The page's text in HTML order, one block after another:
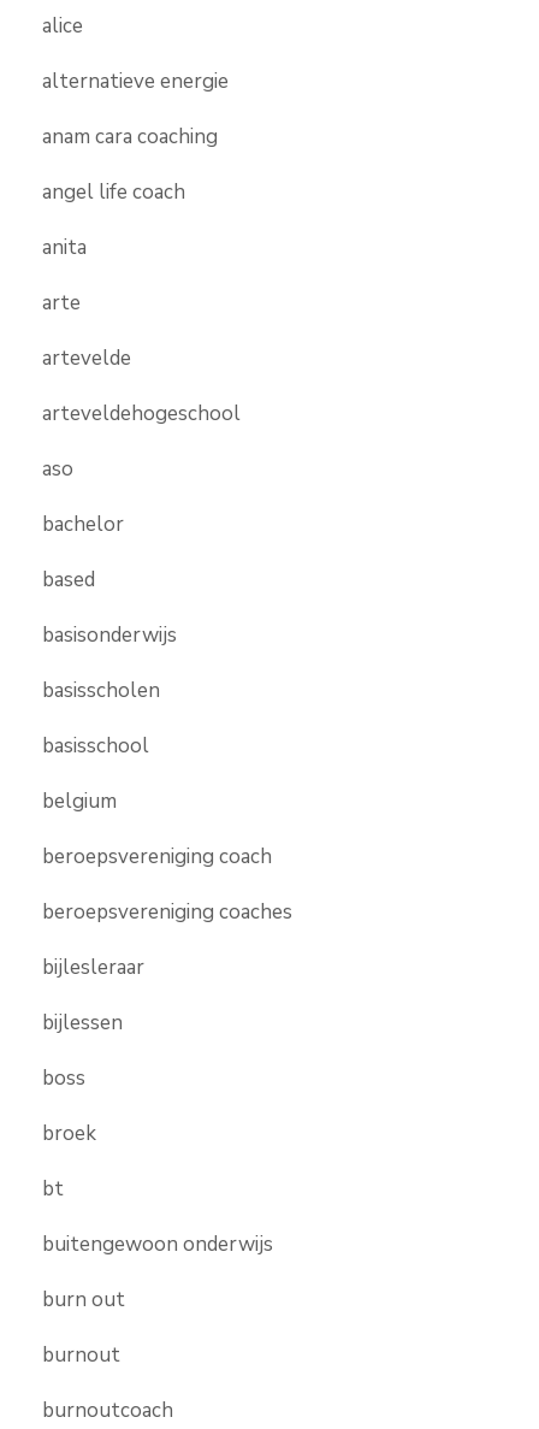
alice
alternatieve energie
anam cara coaching
angel life coach
anita
arte
artevelde
arteveldehogeschool
aso
bachelor
based
basisonderwijs
basisscholen
basisschool
belgium
beroepsvereniging coach
beroepsvereniging coaches
bijlesleraar
bijlessen
boss
broek
bt
buitengewoon onderwijs
burn out
burnout
burnoutcoach